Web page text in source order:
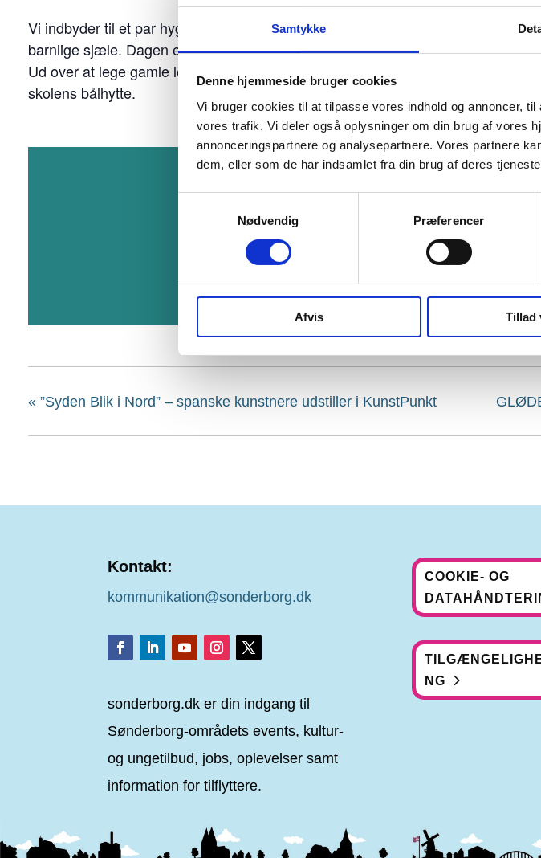
Samtykke
Denne hjemmeside bruger cookies
Vi bruger cookies til at tilpasse vores indhold og annoncer,
vores trafik. Vi deler også oplysninger om din brug af vores
annonceringspartnere og analysepartnere. Vores partnere
dem, eller som de har indsamlet fra din brug af deres
Nødvendig
Præferencer
Afvis Tillad
Vi indbyder til et par hyggelige timer, hvor skolens elever har planlagt nogle
barnlige sjæle. Dagen er en af skolens idrætsfagdage, hvor alle elever arbejder
Ud over at lege gamle lege med masser af motion, skal vi synge sammen og
skolens bålhytte.
« ”Syden Blik i Nord” – spanske kunstnere udstiller i KunstPunkt
Kontakt:
kommunikation@sonderborg.dk
sonderborg.dk er din indgang til
Sønderborg-områdets events, kultur-
og ungetilbud, jobs, oplevelser samt
information for tilflyttere.
COOKIE- OG
NG